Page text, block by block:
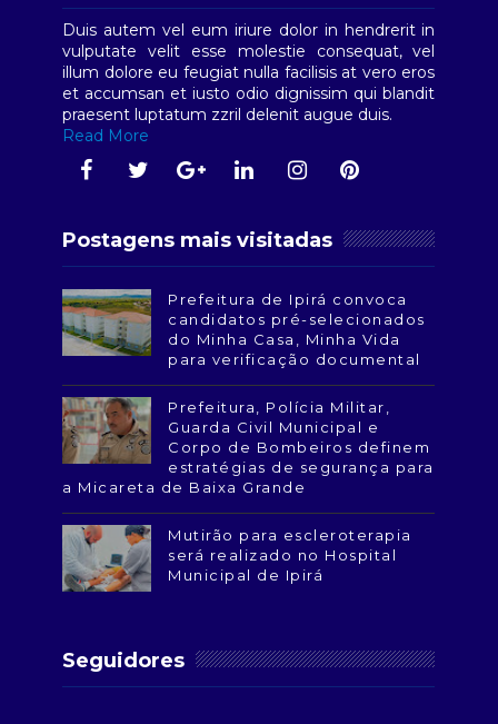
Duis autem vel eum iriure dolor in hendrerit in
vulputate velit esse molestie consequat, vel
illum dolore eu feugiat nulla facilisis at vero eros
et accumsan et iusto odio dignissim qui blandit
praesent luptatum zzril delenit augue duis.
Read More
Postagens mais visitadas
Prefeitura de Ipirá convoca
candidatos pré-selecionados
do Minha Casa, Minha Vida
para verificação documental
Prefeitura, Polícia Militar,
Guarda Civil Municipal e
Corpo de Bombeiros definem
estratégias de segurança para
a Micareta de Baixa Grande
Mutirão para escleroterapia
será realizado no Hospital
Municipal de Ipirá
Seguidores